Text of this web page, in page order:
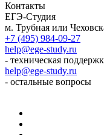
Контакты
ЕГЭ-Студия
м. Трубная или
+7 (495) 984-09-27
help@ege-study.ru
- техническая
help@ege-study.ru
- остальные вопросы